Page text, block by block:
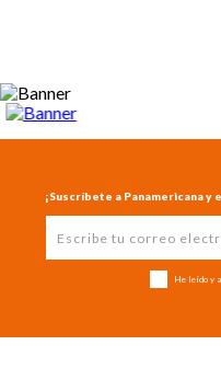
¡Suscríbete a Panamericana
He leído y